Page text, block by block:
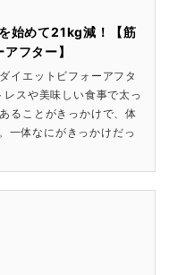
始めて21kg減！【筋
フター】
イエットビフォーアフタ
スや美味しい食事で太っ
ることがきっかけで、体
一体なにがきっかけだっ